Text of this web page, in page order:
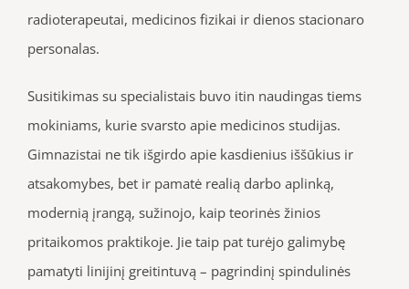
radioterapeutai, medicinos fizikai ir dienos stacionaro
personalas.
Susitikimas su specialistais buvo itin naudingas tiems
mokiniams, kurie svarsto apie medicinos studijas.
Gimnazistai ne tik išgirdo apie kasdienius iššūkius ir
atsakomybes, bet ir pamatė realią darbo aplinką,
modernią įrangą, sužinojo, kaip teorinės žinios
pritaikomos praktikoje. Jie taip pat turėjo galimybę
pamatyti linijinį greitintuvą – pagrindinį spindulinės